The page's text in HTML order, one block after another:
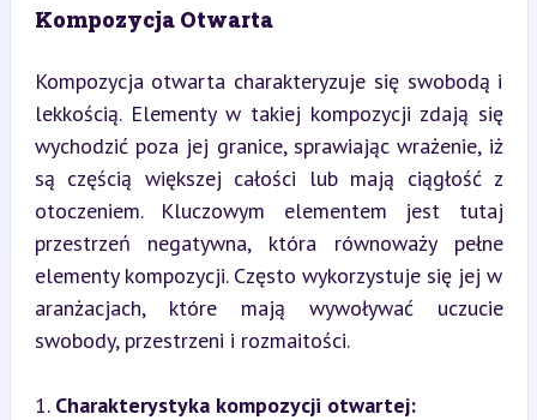
Kompozycja Otwarta
Kompozycja otwarta charakteryzuje się swobodą i
lekkością. Elementy w takiej kompozycji zdają się
wychodzić poza jej granice, sprawiając wrażenie, iż
są częścią większej całości lub mają ciągłość z
otoczeniem. Kluczowym elementem jest tutaj
przestrzeń negatywna, która równoważy pełne
elementy kompozycji. Często wykorzystuje się jej w
aranżacjach, które mają wywoływać uczucie
swobody, przestrzeni i rozmaitości.
1. Charakterystyka kompozycji otwartej: